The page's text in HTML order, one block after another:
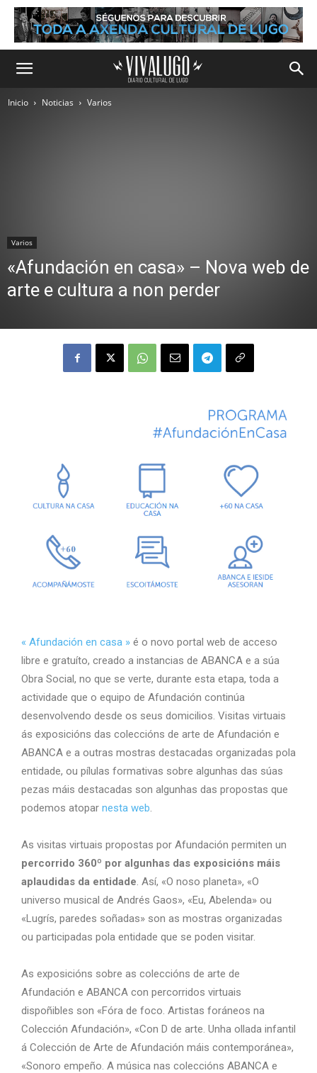
Inicio Noticias Varios
Varios
«Afundación en casa» – Nova web de
arte e cultura a non perder
« Afundación en casa » é o novo portal web de acceso
libre e gratuíto, creado a instancias de ABANCA e a súa
Obra Social, no que se verte, durante esta etapa, toda a
actividade que o equipo de Afundación continúa
desenvolvendo desde os seus domicilios. Visitas virtuais
ás exposicións das coleccións de arte de Afundación e
ABANCA e a outras mostras destacadas organizadas pola
entidade, ou pílulas formativas sobre algunhas das súas
pezas máis destacadas son algunhas das propostas que
podemos atopar nesta web.
As visitas virtuais propostas por Afundación permiten un
percorrido 360º por algunhas das exposicións máis
aplaudidas da entidade. Así, «O noso planeta», «O
universo musical de Andrés Gaos», «Eu, Abelenda» ou
«Lugrís, paredes soñadas» son as mostras organizadas
ou participadas pola entidade que se poden visitar.
As exposicións sobre as coleccións de arte de
Afundación e ABANCA con percorridos virtuais
dispoñibles son «Fóra de foco. Artistas foráneos na
Colección Afundación», «Con D de arte. Unha ollada infantil
á Colección de Arte de Afundación máis contemporánea»,
«Sonoro empeño. A música nas coleccións ABANCA e